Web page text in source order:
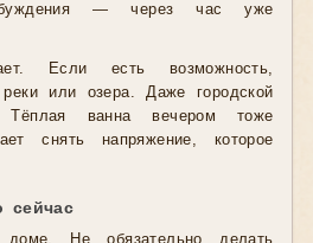
— через час уже
Если есть возможность,
или озера. Даже городской
Тёплая ванна вечером тоже
снять напряжение, которое
сейчас